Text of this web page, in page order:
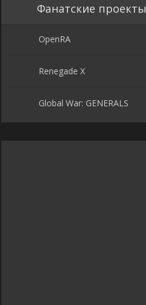
Фанатские проекты
OpenRA
Renegade X
Global War: GENERALS